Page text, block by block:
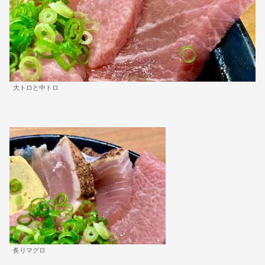
大トロと中トロ
炙りマグロ